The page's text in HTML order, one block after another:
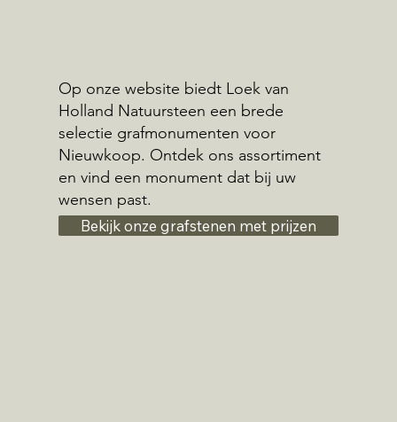
Op onze website biedt Loek van
Holland Natuursteen een brede
selectie grafmonumenten voor
Nieuwkoop. Ontdek ons assortiment
en vind een monument dat bij uw
wensen past.
Bekijk onze grafstenen met prijzen